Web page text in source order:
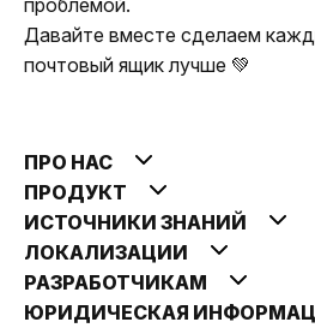
Давайте вместе сделаем
почтовый ящик лучше 💚
ПРО НАС
ПРОДУКТ
ИСТОЧНИКИ ЗНАНИЙ
ЛОКАЛИЗАЦИИ
РАЗРАБОТЧИКАМ
ЮРИДИЧЕСКАЯ